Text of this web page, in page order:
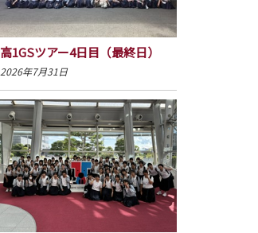
高1GSツアー4日目（最終日）
2026年7月31日